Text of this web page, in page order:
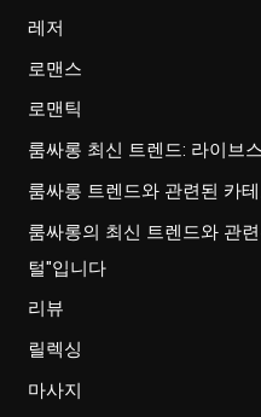
레저
로맨스
로맨틱
룸싸롱 최신 트렌드: 라이브
룸싸롱 트렌드와 관련된 카
룸싸롱의 최신 트렌드와 관
털"입니다
리뷰
릴렉싱
마사지